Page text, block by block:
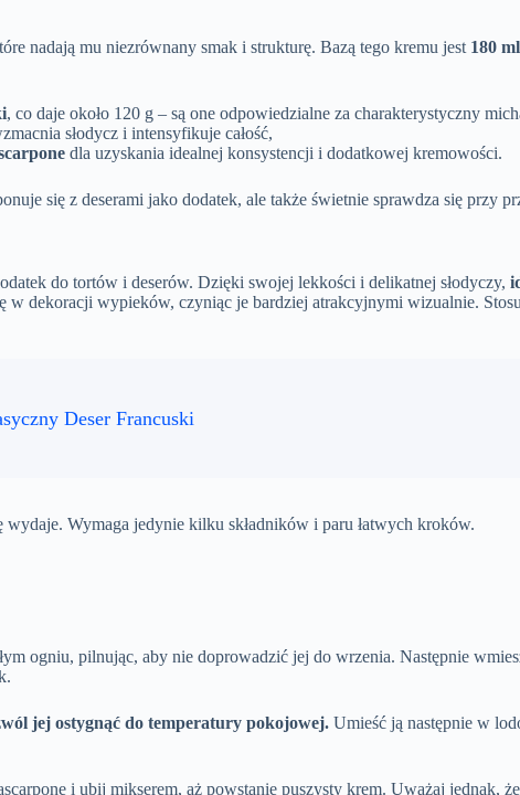
nadają mu niezrównany smak i strukturę. Bazą tego kremu jest 180
, co daje około 120 g – są one odpowiedzialne za charakterystyczny
słodycz i intensyfikuje całość,
dla uzyskania idealnej konsystencji i dodatkowej kremowości.
się z deserami jako dodatek, ale także świetnie sprawdza się przy
do tortów i deserów. Dzięki swojej lekkości i delikatnej słodyczy,
w dekoracji wypieków, czyniąc je bardziej atrakcyjnymi wizualnie.
Deser Francuski
Wymaga jedynie kilku składników i paru łatwych kroków.
ogniu, pilnując, aby nie doprowadzić jej do wrzenia. Następnie
jej ostygnąć do temperatury pokojowej. Umieść ją następnie w
i ubij mikserem, aż powstanie puszysty krem. Uważaj